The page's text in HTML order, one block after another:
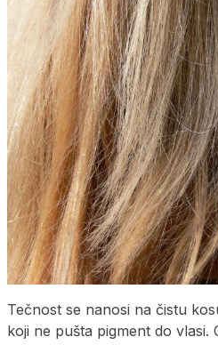
Tečnost se nanosi na čistu
koji ne pušta pigment do vlasi.